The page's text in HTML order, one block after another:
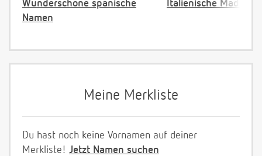
Wunderschöne spanische
Namen
Italienische
Meine Merkliste
Du hast noch keine Vornamen auf deiner
Merkliste! Jetzt Namen suchen